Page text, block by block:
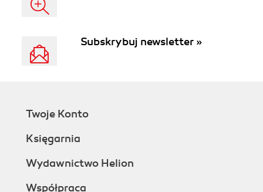
Subskrybuj newsletter »
Twoje Konto
Księgarnia
Wydawnictwo Helion
Współpraca